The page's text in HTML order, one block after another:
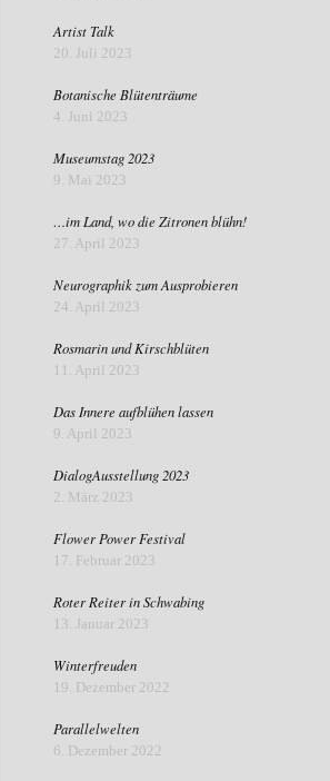
Artist Talk
20. Juli 2023
Botanische Blütenträume
4. Juni 2023
Museumstag 2023
9. Mai 2023
…im Land, wo die Zitronen blühn!
27. April 2023
Neurographik zum Ausprobieren
24. April 2023
Rosmarin und Kirschblüten
11. April 2023
Das Innere aufblühen lassen
9. April 2023
DialogAusstellung 2023
2. März 2023
Flower Power Festival
17. Februar 2023
Roter Reiter in Schwabing
13. Januar 2023
Winterfreuden
19. Dezember 2022
Parallelwelten
6. Dezember 2022